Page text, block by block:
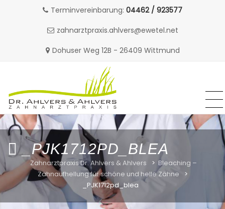
Terminvereinbarung: 04462 / 923577
zahnarztpraxis.ahlvers@ewetel.net
Dohuser Weg 12B - 26409 Wittmund
Skip
to
content_PJK1712PD_BLEA
Zahnarztpraxis Dr. Ahlvers & Ahlvers > Bleaching –
Zahnaufhellung für schöne und helle Zähne
>
_PJK1712pd_blea